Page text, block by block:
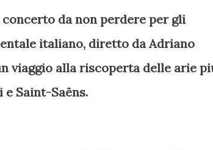
da non perdere per gli
italiano, diretto da Adriano
viaggio alla riscoperta delle arie
e Saint-Saëns.